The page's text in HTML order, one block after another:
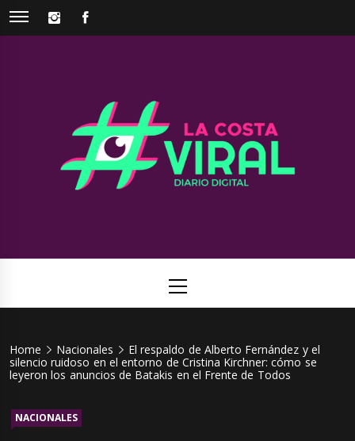
Skip
INSTAGRAM
Viral
Menu
Home Nacionales
El respaldo de Alberto Fernández y el
silencio ruidoso en el entorno de Cristina Kirchner: cómo se
leyeron los anuncios de Batakis en el Frente de Todos
NACIONALES